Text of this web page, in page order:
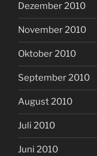
Dezember 2010
November 2010
Oktober 2010
September 2010
August 2010
Juli 2010
Juni 2010